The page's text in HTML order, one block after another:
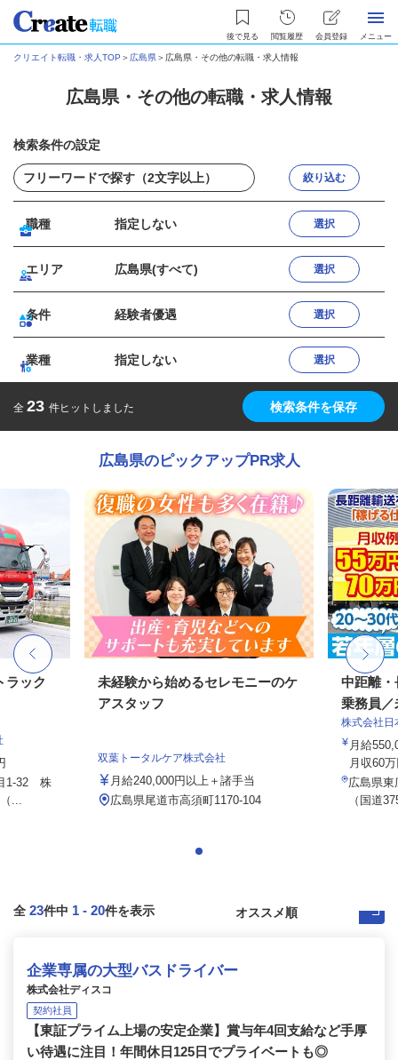
後で見る 閲覧履歴 会員登録 メニュー
クリエイト転職・求人TOP ＞ 広島県＞ 広島県・その他の転職・求人情報
広島県・その他の転職・求人情報
検索条件の設定
絞り込む
職種 指定しない 選択
エリア 広島県(すべて) 選択
条件 経験者優遇 選択
業種 指定しない 選択
全 23 件ヒットしました 検索条件を保存
広島県のピックアップPR求人
ラック
1-32 株
...
未経験から始めるセレモニーのケ
アスタッフ
双葉トータルケア株式会社
月給240,000円以上＋諸手当
広島県尾道市高須町1170-104
中距離・
乗務員／
株式会社日
月給
月収60
広島県東
（国道
全 23件中 1 - 20件を表示
企業専属の大型バスドライバー
株式会社ディスコ
契約社員
【東証プライム上場の安定企業】賞与年4回支給など手厚
い待遇に注目！年間休日125日でプライベートも◎